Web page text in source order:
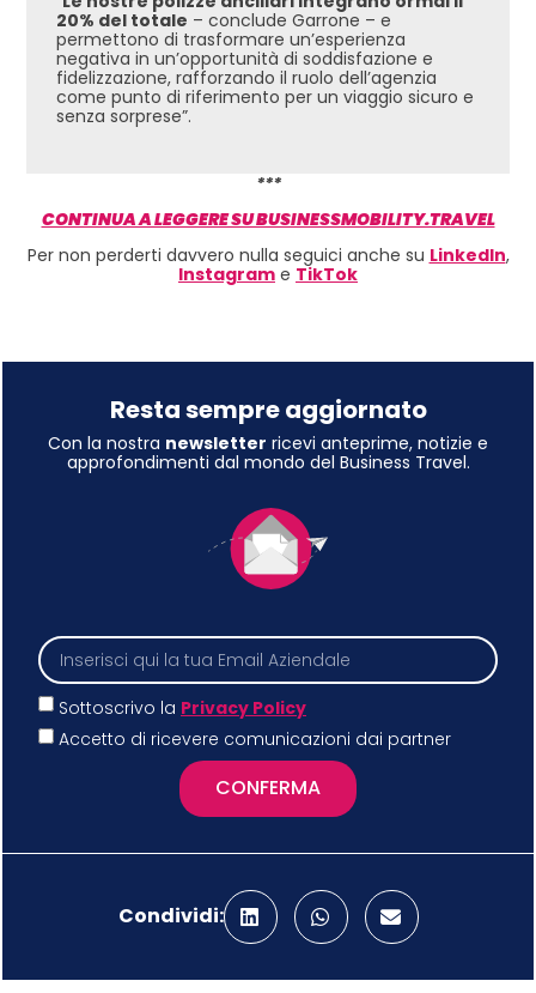
20% del totale – conclude Garrone – e
permettono di trasformare un’esperienza
negativa in un’opportunità di soddisfazione e
fidelizzazione, rafforzando il ruolo dell’agenzia
come punto di riferimento per un viaggio sicuro e
senza sorprese”.
***
CONTINUA A LEGGERE SU BUSINESSMOBILITY.TRAVEL
Per non perderti davvero nulla seguici anche su LinkedIn,
Instagram e TikTok
Resta sempre aggiornato
Con la nostra newsletter ricevi anteprime, notizie e
approfondimenti dal mondo del Business Travel.
Sottoscrivo la Privacy Policy
Accetto di ricevere comunicazioni dai partner
CONFERMA
Condividi: